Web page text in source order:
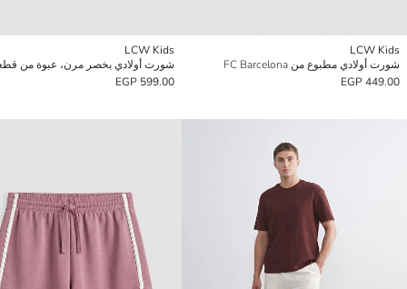
LCW Kids
شورت أولادي مطبوع من FC Barcelona
449.00 EGP
LCW Kids
شورت أولادي بخصر مرن، عبوة من
599.00 EGP